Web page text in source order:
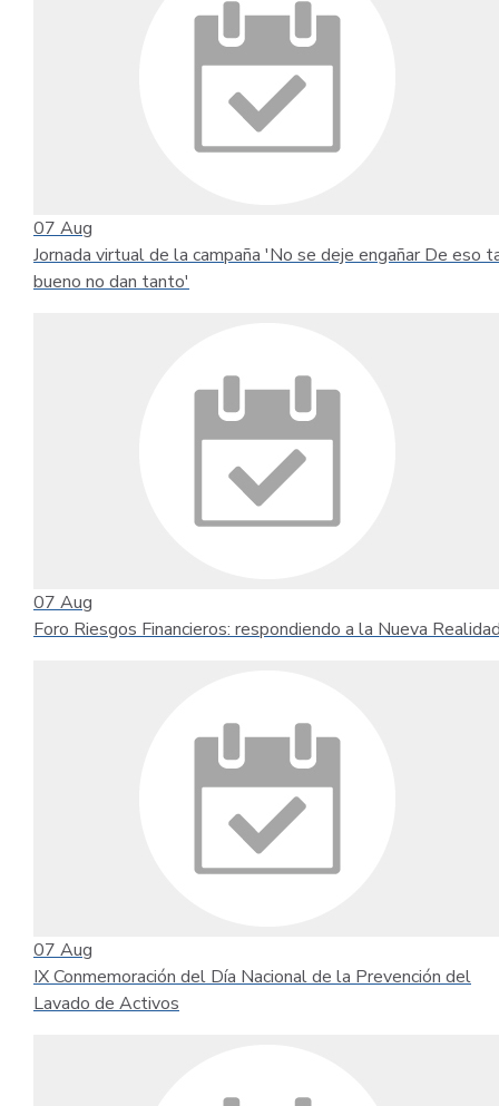
07 Aug
Jornada virtual de la campaña 'No se deje engañar De eso
bueno no dan tanto'
07 Aug
Foro Riesgos Financieros: respondiendo a la Nueva
07 Aug
IX Conmemoración del Día Nacional de la Prevención del
Lavado de Activos